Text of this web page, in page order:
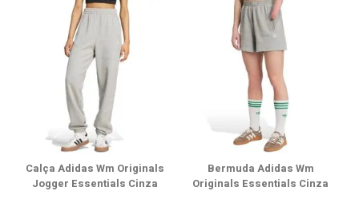
Calça Adidas Wm Originals
Jogger Essentials Cinza
Bermuda Adidas Wm
Originals Essentials Cinza